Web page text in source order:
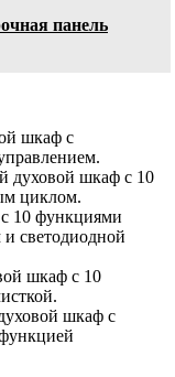
панель
шкаф с
духовой шкаф с 10
циклом.
10 функциями
светодиодной
шкаф с 10
шкаф с